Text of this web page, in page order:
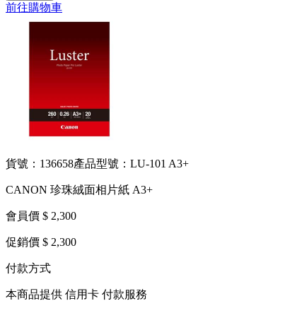
前往購物車
貨號：136658產品型號：LU-101 A3+
CANON 珍珠絨面相片紙 A3+
會員價 $ 2,300
促銷價 $ 2,300
付款方式
本商品提供 信用卡 付款服務